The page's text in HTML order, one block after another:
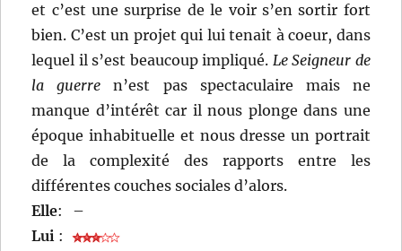
et c’est une surprise de le voir s’en sortir fort
bien. C’est un projet qui lui tenait à coeur, dans
lequel il s’est beaucoup impliqué. Le Seigneur de
la guerre n’est pas spectaculaire mais ne
manque d’intérêt car il nous plonge dans une
époque inhabituelle et nous dresse un portrait
de la complexité des rapports entre les
différentes couches sociales d’alors.
Elle:
–
Lui :